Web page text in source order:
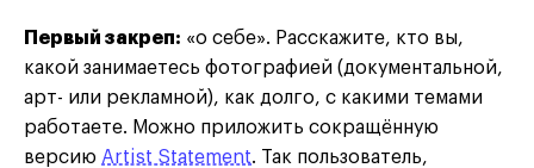
Первый закреп: «о себе». Расскажите, кто вы,
какой занимаетесь фотографией (документальной,
арт- или рекламной), как долго, с какими темами
работаете. Можно приложить сокращённую
версию Artist Statement. Так пользователь,